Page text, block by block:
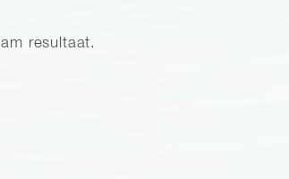
resultaat.